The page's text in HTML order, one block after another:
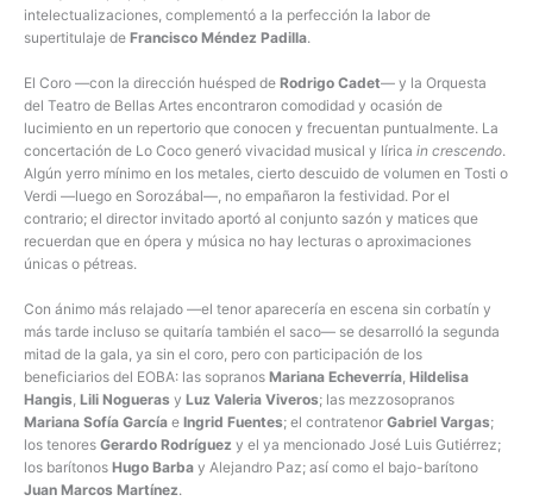
intelectualizaciones, complementó a la perfección la labor de
supertitulaje de Francisco Méndez Padilla.
El Coro —con la dirección huésped de Rodrigo Cadet— y la Orquesta
del Teatro de Bellas Artes encontraron comodidad y ocasión de
lucimiento en un repertorio que conocen y frecuentan puntualmente. La
concertación de Lo Coco generó vivacidad musical y lírica in crescendo.
Algún yerro mínimo en los metales, cierto descuido de volumen en Tosti o
Verdi —luego en Sorozábal—, no empañaron la festividad. Por el
contrario; el director invitado aportó al conjunto sazón y matices que
recuerdan que en ópera y música no hay lecturas o aproximaciones
únicas o pétreas.
Con ánimo más relajado —el tenor aparecería en escena sin corbatín y
más tarde incluso se quitaría también el saco— se desarrolló la segunda
mitad de la gala, ya sin el coro, pero con participación de los
beneficiarios del EOBA: las sopranos Mariana Echeverría, Hildelisa
Hangis, Lili Nogueras y Luz Valeria Viveros; las mezzosopranos
Mariana Sofía García e Ingrid Fuentes; el contratenor Gabriel Vargas;
los tenores Gerardo Rodríguez y el ya mencionado José Luis Gutiérrez;
los barítonos Hugo Barba y Alejandro Paz; así como el bajo-barítono
Juan Marcos Martínez.